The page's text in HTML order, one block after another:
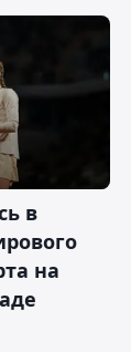
в
на